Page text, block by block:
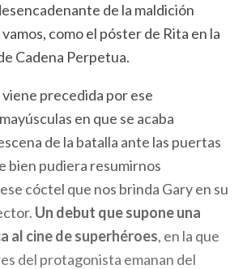
de la maldición
como el póster de Rita en la
Cadena Perpetua.
precedida por ese
en que se acaba
de la batalla ante las puertas
bien pudiera resumirnos
cóctel que nos brinda Gary en su
Un debut que supone una
al cine de superhéroes, en la que
del protagonista emanan del